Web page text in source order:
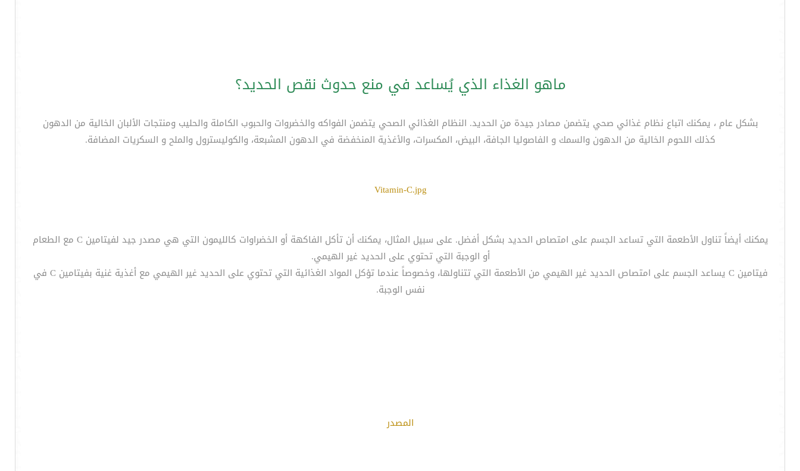
ماهو الغذاء الذي يُساعد في منع حدوث نقص الحديد؟
بشكل عام ، يمكنك اتباع نظام غذائي صحي يتضمن مصادر جيدة من الحديد. النظام الغذائي الصحي يتضمن الفواكه والخضروات والحبوب الكاملة والحليب ومنتجات الألبان الخالية من الدهون
كذلك اللحوم الخالية من الدهون والسمك و الفاصوليا الجافة، البيض، المكسرات، والأغذية المنخفضة في الدهون المشبعة، والكوليسترول والملح و السكريات المضافة.
Vitamin-C.jpg
يمكنك أيضاً تناول الأطعمة التي تساعد الجسم على امتصاص الحديد بشكل أفضل. على سبيل المثال، يمكنك أن تأكل الفاكهة أو الخضراوات كالليمون التي هي مصدر جيد لفيتامين C مع الطعام
أو الوجبة التي تحتوي على الحديد غير الهيمي.
فيتامين C يساعد الجسم على امتصاص الحديد غير الهيمي من الأطعمة التي تتناولها، وخصوصاً عندما تؤكل المواد الغذائية التي تحتوي على الحديد غير الهيمي مع أغذية غنية بفيتامين C في
نفس الوجبة.
المصدر